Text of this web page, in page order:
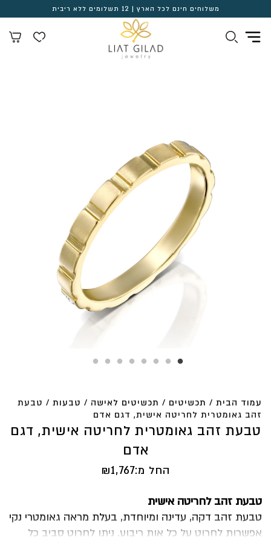
משלוחים חינם לכל הארץ | 12 תשלומים ללא ריבית
עמוד הבית / תכשיטים / תכשיטים לאישה / טבעות / טבעת
זהב גאומטרית לחריטה אישית, דגם אדם
טבעת זהב גאומטרית לחריטה אישית, דגם
אדם
החל מ: ₪1,767
טבעת זהב לחריטה אישית
טבעת זהב דקה, עדינה ומיוחדת, בעלת מראה גאומטרי נקי
אפשרות לחרוט על כל אות ריבוע. ניתן לחרוט סביב כל